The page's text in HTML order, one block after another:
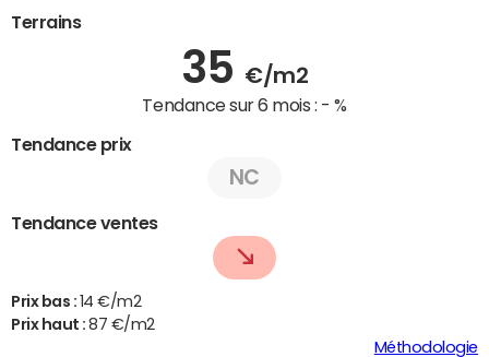
Terrains
35 €/m2
Tendance sur 6 mois : - %
Tendance prix
NC
Tendance ventes
Prix bas : 14 €/m2
Prix haut :87 €/m2
Méthodologie